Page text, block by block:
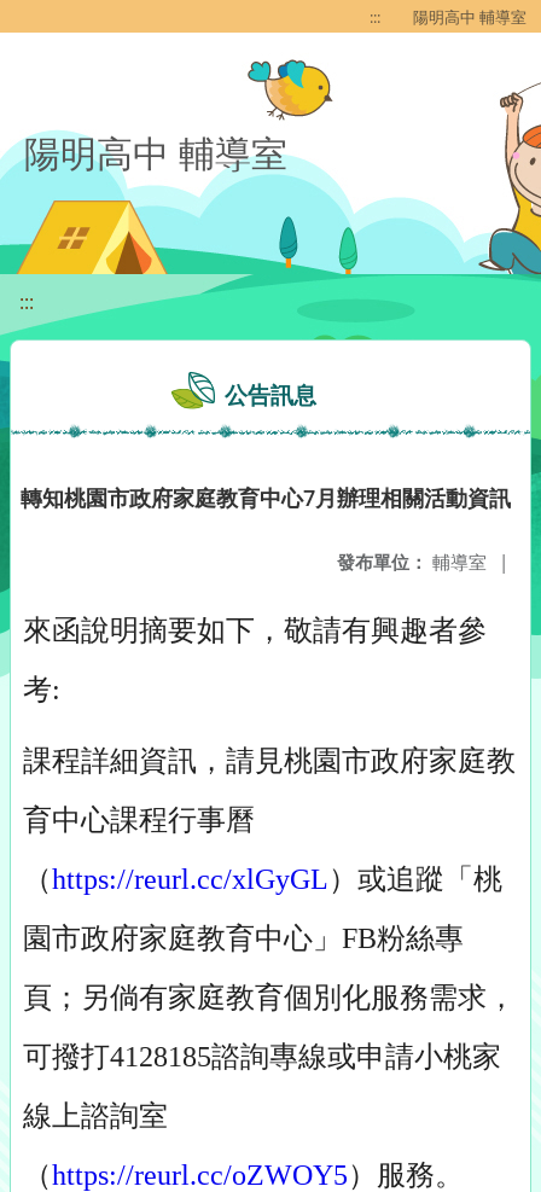
::: 陽明高中 輔導室
陽明高中 輔導室
:::
公告訊息
轉知桃園市政府家庭教育中心7月辦理相關活動資訊
發布單位： 輔導室 |
來函說明摘要如下，敬請有興趣者參
考:
課程詳細資訊，請見桃園市政府家庭教
育中心課程行事曆
（https://reurl.cc/xlGyGL）或追蹤「桃
園市政府家庭教育中心」FB粉絲專
頁；另倘有家庭教育個別化服務需求，
可撥打4128185諮詢專線或申請小桃家
線上諮詢室
（https://reurl.cc/oZWOY5）服務。